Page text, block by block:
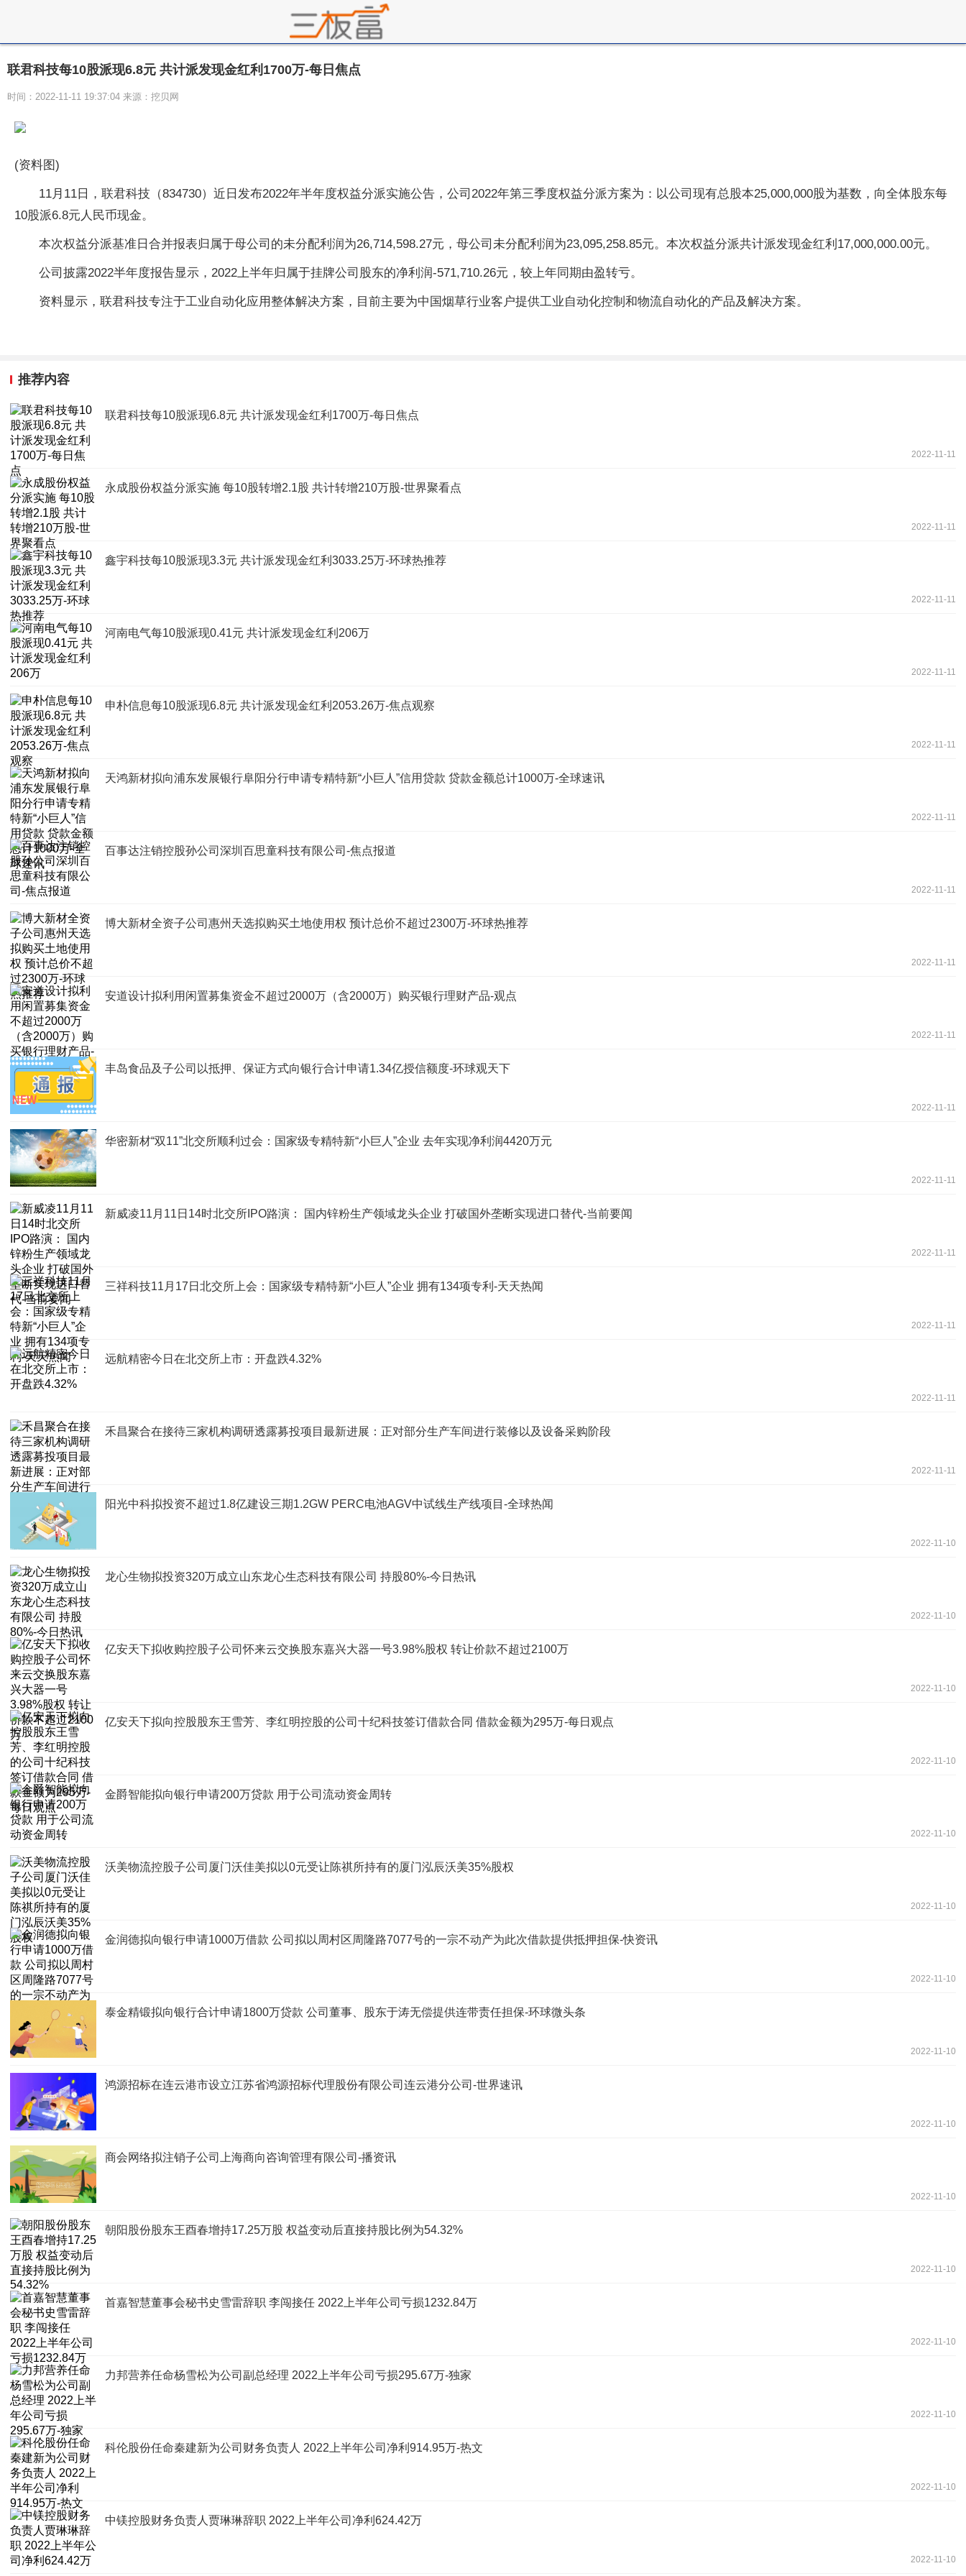
联君科技每10股派现6.8元 共计派发现金红利1700万-每日焦点
时间：2022-11-11 19:37:04 来源：挖贝网
(资料图)
11月11日，联君科技（834730）近日发布2022年半年度权益分派实施公告，公司2022年第三季度权益分派方案为：以公司现有总股本25,000,000股为基数，向全体股东每
10股派6.8元人民币现金。
本次权益分派基准日合并报表归属于母公司的未分配利润为26,714,598.27元，母公司未分配利润为23,095,258.85元。本次权益分派共计派发现金红利17,000,000.00元。
公司披露2022半年度报告显示，2022上半年归属于挂牌公司股东的净利润-571,710.26元，较上年同期由盈转亏。
资料显示，联君科技专注于工业自动化应用整体解决方案，目前主要为中国烟草行业客户提供工业自动化控制和物流自动化的产品及解决方案。
推荐内容
联君科技每10股派现6.8元 共计派发现金红利1700万-每日焦点
2022-11-11
永成股份权益分派实施 每10股转增2.1股 共计转增210万股-世界聚看点
2022-11-11
鑫宇科技每10股派现3.3元 共计派发现金红利3033.25万-环球热推荐
2022-11-11
河南电气每10股派现0.41元 共计派发现金红利206万
2022-11-11
申朴信息每10股派现6.8元 共计派发现金红利2053.26万-焦点观察
2022-11-11
天鸿新材拟向浦东发展银行阜阳分行申请专精特新“小巨人”信用贷款 贷款金额总计1000万-全球速讯
2022-11-11
百事达注销控股孙公司深圳百思童科技有限公司-焦点报道
2022-11-11
博大新材全资子公司惠州天选拟购买土地使用权 预计总价不超过2300万-环球热推荐
2022-11-11
安道设计拟利用闲置募集资金不超过2000万（含2000万）购买银行理财产品-观点
2022-11-11
丰岛食品及子公司以抵押、保证方式向银行合计申请1.34亿授信额度-环球观天下
2022-11-11
华密新材“双11”北交所顺利过会：国家级专精特新“小巨人”企业 去年实现净利润4420万元
2022-11-11
新威凌11月11日14时北交所IPO路演： 国内锌粉生产领域龙头企业 打破国外垄断实现进口替代-当前要闻
2022-11-11
三祥科技11月17日北交所上会：国家级专精特新“小巨人”企业 拥有134项专利-天天热闻
2022-11-11
远航精密今日在北交所上市：开盘跌4.32%
2022-11-11
禾昌聚合在接待三家机构调研透露募投项目最新进展：正对部分生产车间进行装修以及设备采购阶段
2022-11-11
阳光中科拟投资不超过1.8亿建设三期1.2GW PERC电池AGV中试线生产线项目-全球热闻
2022-11-10
龙心生物拟投资320万成立山东龙心生态科技有限公司 持股80%-今日热讯
2022-11-10
亿安天下拟收购控股子公司怀来云交换股东嘉兴大器一号3.98%股权 转让价款不超过2100万
2022-11-10
亿安天下拟向控股股东王雪芳、李红明控股的公司十纪科技签订借款合同 借款金额为295万-每日观点
2022-11-10
金爵智能拟向银行申请200万贷款 用于公司流动资金周转
2022-11-10
沃美物流控股子公司厦门沃佳美拟以0元受让陈祺所持有的厦门泓辰沃美35%股权
2022-11-10
金润德拟向银行申请1000万借款 公司拟以周村区周隆路7077号的一宗不动产为此次借款提供抵押担保-快资讯
2022-11-10
泰金精锻拟向银行合计申请1800万贷款 公司董事、股东于涛无偿提供连带责任担保-环球微头条
2022-11-10
鸿源招标在连云港市设立江苏省鸿源招标代理股份有限公司连云港分公司-世界速讯
2022-11-10
商会网络拟注销子公司上海商向咨询管理有限公司-播资讯
2022-11-10
朝阳股份股东王酉春增持17.25万股 权益变动后直接持股比例为54.32%
2022-11-10
首嘉智慧董事会秘书史雪雷辞职 李闯接任 2022上半年公司亏损1232.84万
2022-11-10
力邦营养任命杨雪松为公司副总经理 2022上半年公司亏损295.67万-独家
2022-11-10
科伦股份任命秦建新为公司财务负责人 2022上半年公司净利914.95万-热文
2022-11-10
中镁控股财务负责人贾琳琳辞职 2022上半年公司净利624.42万
2022-11-10